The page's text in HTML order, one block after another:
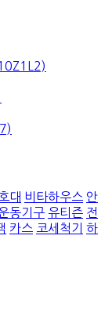
대 비타하우스 안
동기구 유티즌 전
카스 코세척기
하